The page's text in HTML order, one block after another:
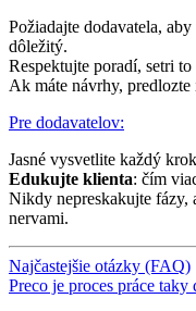
Požiadajte dodavatela,
dôležitý.
Respektujte poradí, setri to
Ak máte návrhy,
Pre dodavatelov:
Jasné vysvetlite každý
Edukujte klienta: čím
Nikdy nepreskakujte
nervami.
Najčastejšie otázky (FAQ)
Preco je proces práce